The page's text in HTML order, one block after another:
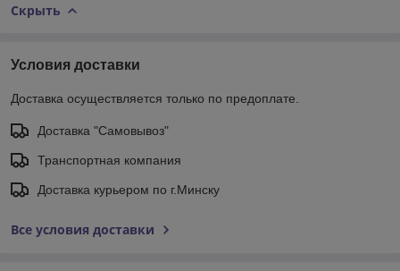
Скрыть
Условия доставки
Доставка осуществляется только по предоплате.
Доставка "Самовывоз"
Транспортная компания
Доставка курьером по г.Минску
Все условия доставки